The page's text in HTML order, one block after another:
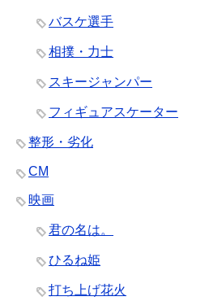
バスケ選手
相撲・力士
スキージャンパー
フィギュアスケーター
整形・劣化
CM
映画
君の名は。
ひるね姫
打ち上げ花火